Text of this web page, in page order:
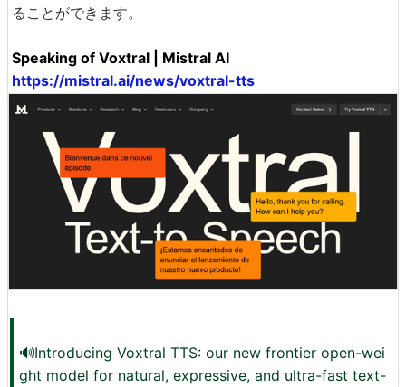
ることができます。
Speaking of Voxtral | Mistral AI
https://mistral.ai/news/voxtral-tts
🔊Introducing Voxtral TTS: our new frontier open-wei
ght model for natural, expressive, and ultra-fast text-